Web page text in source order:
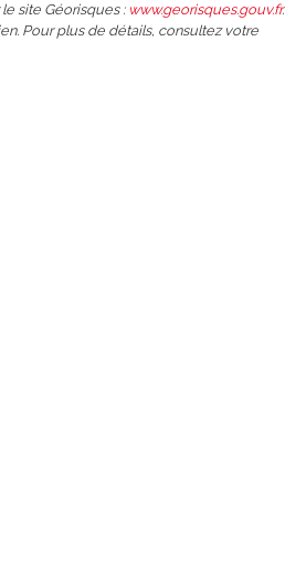
site Géorisques : www.georisques.gouv.fr.
Pour plus de détails, consultez votre